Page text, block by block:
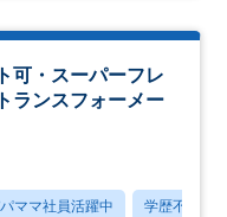
可・スーパーフレ
ランスフォーメー
ママ社員活躍中 学歴不問